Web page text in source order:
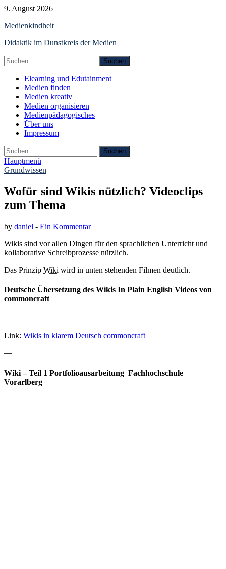
Zum
springen
9. August 2026
Medienkindheit
Didaktik im Dunstkreis der Medien
Suchen
nach:
Elearning und Edutainment
Medien finden
Medien kreativ
Medien organisieren
Medienpädagogisches
Über uns
Impressum
Suchen
nach:
Hauptmenü
Grundwissen
Wofür sind Wikis nützlich? Videoclips
zum Thema
by daniel - Ein Kommentar
Wikis sind vor allen Dingen für den sprachlichen Unterricht und
kollaborative Schreibprozesse nützlich.
Das Prinzip Wiki wird in unten stehenden Filmen deutlich.
Deutsche Übersetzung des Wikis In Plain English Videos von
commoncraft
Link: Wikis in klarem Deutsch commoncraft
—
Wiki – Teil 1 Portfolioausarbeitung Fachhochschule
Vorarlberg